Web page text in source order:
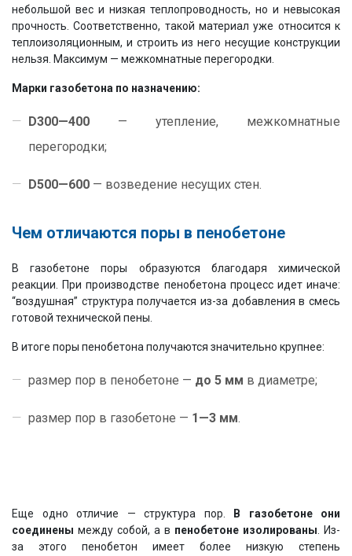
небольшой вес и низкая теплопроводность, но и невысокая
прочность. Соответственно, такой материал уже относится к
теплоизоляционным, и строить из него несущие конструкции
нельзя. Максимум — межкомнатные перегородки.
Марки газобетона по назначению:
D300—400 — утепление, межкомнатные
перегородки;
D500—600 — возведение несущих стен.
Чем отличаются поры в пенобетоне
В газобетоне поры образуются благодаря химической
реакции. При производстве пенобетона процесс идет иначе:
“воздушная” структура получается из-за добавления в смесь
готовой технической пены.
В итоге поры пенобетона получаются значительно крупнее:
размер пор в пенобетоне — до 5 мм в диаметре;
размер пор в газобетоне — 1—3 мм.
Еще одно отличие — структура пор.
В газобетоне они
соединены между собой, а в пенобетоне изолированы . Из-
за этого пенобетон имеет более низкую степень